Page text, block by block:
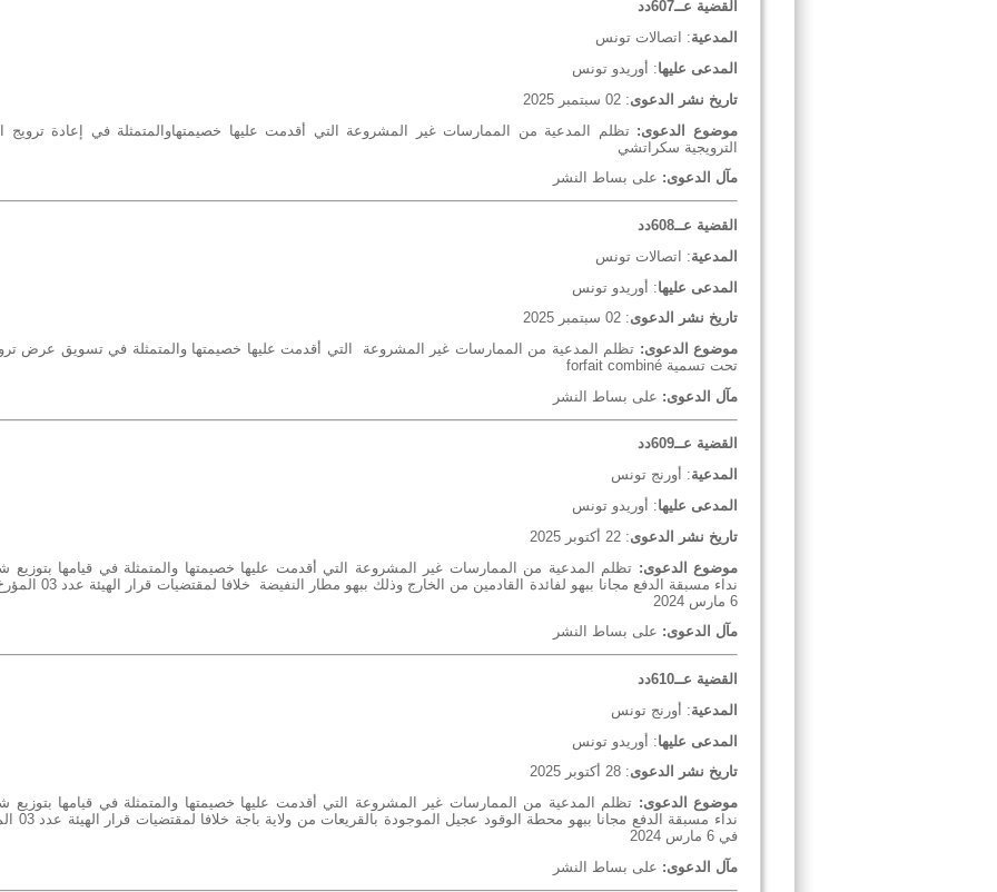
الوكالة الوطنية
الوكالة الوطنية للمصادقة
التونسية
القضية عــ607دد
المدعية: اتصالات تونس
المدعى عليها: أوريدو تونس
تاريخ نشر الدعوى: 02 سبتمبر 2025
موضوع الدعوى: تظلم المدعية من الممارسات غير المشروعة التي أقدمت عليها خصيمتهاوالمتمثلة في إعادة ترويج
الترويجية سكراتشي
مآل الدعوى: على بساط النشر
القضية عــ608دد
المدعية: اتصالات تونس
المدعى عليها: أوريدو تونس
تاريخ نشر الدعوى: 02 سبتمبر 2025
موضوع الدعوى: تظلم المدعية من الممارسات غير المشروعة التي أقدمت عليها خصيمتها والمتمثلة في تسويق عرض
تحت تسمية forfait combiné
مآل الدعوى: على بساط النشر
القضية عــ609دد
المدعية: أورنج تونس
المدعى عليها: أوريدو تونس
تاريخ نشر الدعوى: 22 أكتوبر 2025
موضوع الدعوى: تظلم المدعية من الممارسات غير المشروعة التي أقدمت عليها خصيمتها والمتمثلة في قيامها بتوزيع
نداء مسبقة الدفع مجانا ببهو لفائدة القادمين من الخارج وذلك ببهو
6 مارس 2024
مآل الدعوى: على بساط النشر
القضية عــ610دد
المدعية: أورنج تونس
المدعى عليها: أوريدو تونس
تاريخ نشر الدعوى: 28 أكتوبر 2025
موضوع الدعوى: تظلم المدعية من الممارسات غير المشروعة التي أقدمت عليها خصيمتها والمتمثلة في قيامها بتوزيع
نداء مسبقة الدفع مجانا
في 6 مارس 2024
مآل الدعوى: على بساط النشر